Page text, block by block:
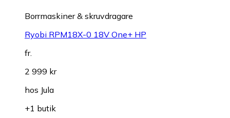
Borrmaskiner & skruvdragare
Ryobi RPM18X-0 18V One+ HP
fr.
2 999 kr
hos Jula
+1 butik